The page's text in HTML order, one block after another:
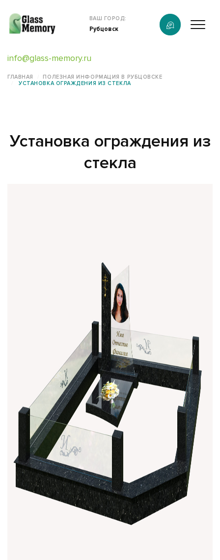
info@glass-memory.ru
ВАШ ГОРОД:
Рубцовск
Продукция
Конструктор памятников
Наши работы
ГЛАВНАЯ
ПОЛЕЗНАЯ ИНФОРМАЦИЯ В РУБЦОВСКЕ
УСТАНОВКА ОГРАЖДЕНИЯ ИЗ СТЕКЛА
Установка ограждения из
стекла